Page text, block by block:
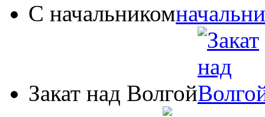
С начальником
Закат над Волгой